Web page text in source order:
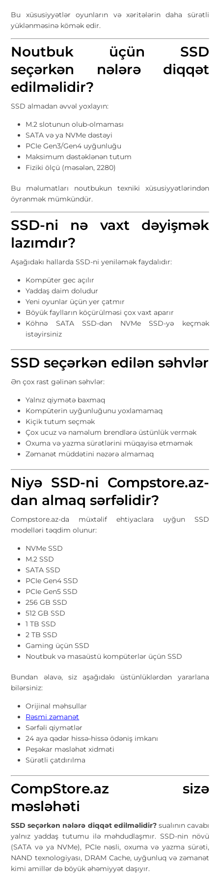
Bu xüsusiyyətlər oyunların və xəritələrin daha sürətli
yüklənməsinə kömək edir.
Noutbuk üçün SSD
seçərkən nələrə diqqət
edilməlidir?
SSD almadan əvvəl yoxlayın:
M.2 slotunun olub-olmaması
SATA və ya NVMe dəstəyi
PCIe Gen3/Gen4 uyğunluğu
Maksimum dəstəklənən tutum
Fiziki ölçü (məsələn, 2280)
Bu məlumatları noutbukun texniki xüsusiyyətlərindən
öyrənmək mümkündür.
SSD-ni nə vaxt dəyişmək
lazımdır?
Aşağıdakı hallarda SSD-ni yeniləmək faydalıdır:
Kompüter gec açılır
Yaddaş daim doludur
Yeni oyunlar üçün yer çatmır
Böyük faylların köçürülməsi çox vaxt aparır
Köhnə SATA SSD-dən NVMe SSD-yə keçmək
istəyirsiniz
SSD seçərkən edilən səhvlər
Ən çox rast gəlinən səhvlər:
Yalnız qiymətə baxmaq
Kompüterin uyğunluğunu yoxlamamaq
Kiçik tutum seçmək
Çox ucuz və naməlum brendlərə üstünlük vermək
Oxuma və yazma sürətlərini müqayisə etməmək
Zəmanət müddətini nəzərə almamaq
Niyə SSD-ni Compstore.az-
dan almaq sərfəlidir?
Compstore.az-da müxtəlif ehtiyaclara uyğun SSD
modelləri təqdim olunur:
NVMe SSD
M.2 SSD
SATA SSD
PCIe Gen4 SSD
PCIe Gen5 SSD
256 GB SSD
512 GB SSD
1 TB SSD
2 TB SSD
Gaming üçün SSD
Noutbuk və masaüstü kompüterlər üçün SSD
Bundan əlavə, siz aşağıdakı üstünlüklərdən yararlana
bilərsiniz:
Orijinal məhsullar
Rəsmi zəmanət
Sərfəli qiymətlər
24 aya qədər hissə-hissə ödəniş imkanı
Peşəkar məsləhət xidməti
Sürətli çatdırılma
CompStore.az sizə
məsləhəti
SSD seçərkən nələrə diqqət edilməlidir?sualının cavabı
yalnız yaddaş tutumu ilə məhdudlaşmır. SSD-nin növü
(SATA və ya NVMe), PCIe nəsli, oxuma və yazma sürəti,
NAND texnologiyası, DRAM Cache, uyğunluq və zəmanət
kimi amillər də böyük əhəmiyyət daşıyır.